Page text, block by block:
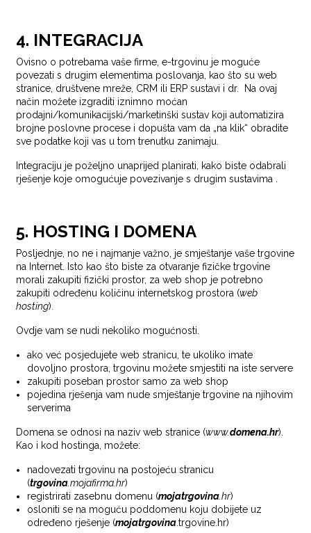
4. INTEGRACIJA
Ovisno o potrebama vaše firme, e-trgovinu je moguće
povezati s drugim elementima poslovanja, kao što su web
stranice, društvene mreže, CRM ili ERP sustavi i dr. Na ovaj
način možete izgraditi iznimno moćan
prodajni/komunikacijski/marketinški sustav koji automatizira
brojne poslovne procese i dopušta vam da „na klik“ obradite
sve podatke koji vas u tom trenutku zanimaju.
Integraciju je poželjno unaprijed planirati, kako biste odabrali
rješenje koje omogućuje povezivanje s drugim sustavima .
5. HOSTING I DOMENA
Posljednje, no ne i najmanje važno, je smještanje vaše trgovine
na Internet. Isto kao što biste za otvaranje fizičke trgovine
morali zakupiti fizički prostor, za web shop je potrebno
zakupiti određenu količinu internetskog prostora (web
hosting).
Ovdje vam se nudi nekoliko mogućnosti.
ako već posjedujete web stranicu, te ukoliko imate
dovoljno prostora, trgovinu možete smjestiti na iste servere
zakupiti poseban prostor samo za web shop
pojedina rješenja vam nude smještanje trgovine na njihovim
serverima
Domena se odnosi na naziv web stranice (www.domena.hr).
Kao i kod hostinga, možete:
nadovezati trgovinu na postojeću stranicu
(trgovina.mojafirma.hr)
registrirati zasebnu domenu (mojatrgovina.hr)
osloniti se na moguću poddomenu koju dobijete uz
određeno rješenje (mojatrgovina.trgovine.hr)